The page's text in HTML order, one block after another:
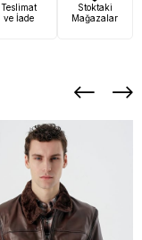
Teslimat
ve İade
Stoktaki
Mağazalar